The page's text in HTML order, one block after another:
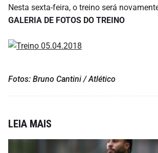
Nesta sexta-feira, o treino será
GALERIA DE FOTOS DO TREINO
Fotos: Bruno Cantini / Atlético
LEIA MAIS